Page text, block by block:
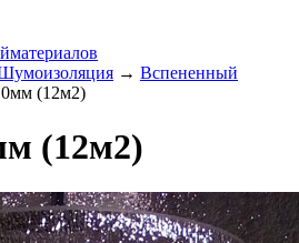
→ Вспененный
(12м2)
(12м2)